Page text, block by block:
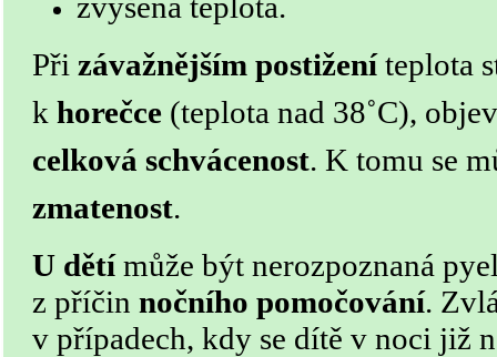
Při závažnějším postiženíteplota
k horečce (teplota nad 38˚C),
celková schvácenost. K tomu se
zmatenost.
U dětímůže být nerozpoznaná
z příčin nočního pomočování.
v případech, kdy se dítě v noci již